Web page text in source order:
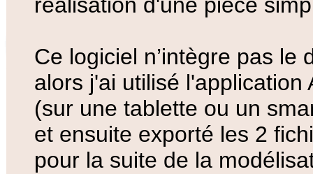
réalisation d'une pièce
Ce logiciel n’intègre pas le
alors j'ai utilisé l'application
(sur une tablette ou un
et ensuite exporté les 2
pour la suite de la